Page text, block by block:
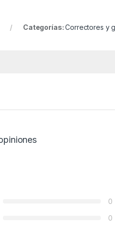
Categorías:Correctores y
0
0